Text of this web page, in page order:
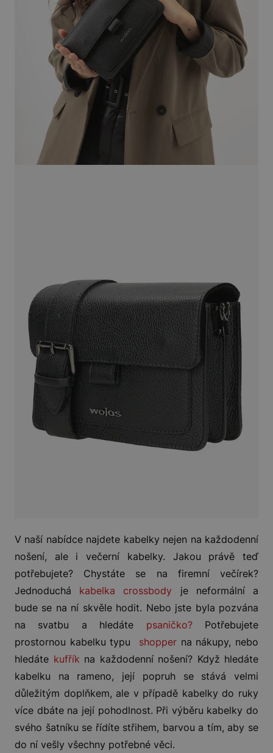
V naší nabídce najdete kabelky nejen na každodenní
nošení, ale i večerní kabelky. Jakou právě teď
potřebujete? Chystáte se na firemní večírek?
Jednoduchá kabelka crossbody je neformální a
bude se na ní skvěle hodit. Nebo jste byla pozvána
na svatbu a hledáte psaničko?Potřebujete
prostornou kabelku typu shopperna nákupy, nebo
hledáte kufřík na každodenní nošení? Když hledáte
kabelku na rameno, její popruh se stává velmi
důležitým doplňkem, ale v případě kabelky do ruky
více dbáte na její pohodlnost. Při výběru kabelky do
svého šatníku se řídíte střihem, barvou a tím, aby se
do ní vešly všechny potřebné věci.